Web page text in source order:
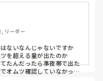
末梢からの点滴のみで
気づいてあげられなかっ
んだろう。他の人ならこ
々考えて辛いです。吐い
ど、見逃してたってこと
出勤するのが怖いです
リーダー
ないなんじゃないですか
を超える量が出たのか
たんだったら準夜帯で出た
オムツ確認していなかった